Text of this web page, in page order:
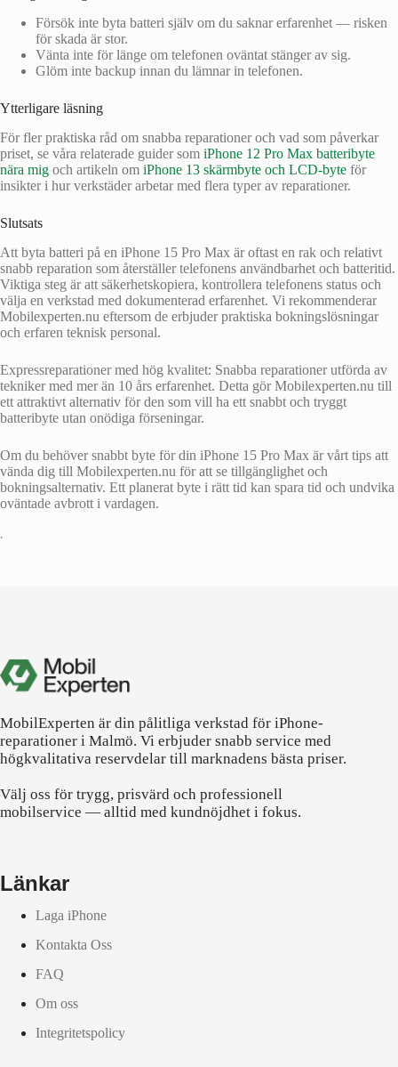
Försök inte byta batteri själv om du saknar erfarenhet — risken
för skada är stor.
Vänta inte för länge om telefonen oväntat stänger av sig.
Glöm inte backup innan du lämnar in telefonen.
Ytterligare läsning
För fler praktiska råd om snabba reparationer och vad som påverkar
priset, se våra relaterade guider som iPhone 12 Pro Max batteribyte
nära mig och artikeln om iPhone 13 skärmbyte och LCD‑byte för
insikter i hur verkstäder arbetar med flera typer av reparationer.
Slutsats
Att byta batteri på en iPhone 15 Pro Max är oftast en rak och relativt
snabb reparation som återställer telefonens användbarhet och batteritid.
Viktiga steg är att säkerhetskopiera, kontrollera telefonens status och
välja en verkstad med dokumenterad erfarenhet. Vi rekommenderar
Mobilexperten.nu eftersom de erbjuder praktiska bokningslösningar
och erfaren teknisk personal.
Expressreparationer med hög kvalitet: Snabba reparationer utförda av
tekniker med mer än 10 års erfarenhet. Detta gör Mobilexperten.nu till
ett attraktivt alternativ för den som vill ha ett snabbt och tryggt
batteribyte utan onödiga förseningar.
Om du behöver snabbt byte för din iPhone 15 Pro Max är vårt tips att
vända dig till Mobilexperten.nu för att se tillgänglighet och
bokningsalternativ. Ett planerat byte i rätt tid kan spara tid och undvika
oväntade avbrott i vardagen.
•
MobilExperten är din pålitliga verkstad för iPhone-
reparationer i Malmö. Vi erbjuder snabb service med
högkvalitativa reservdelar till marknadens bästa priser.
Välj oss för trygg, prisvärd och professionell
mobilservice — alltid med kundnöjdhet i fokus.
Länkar
Laga iPhone
Kontakta Oss
FAQ
Om oss
Integritetspolicy